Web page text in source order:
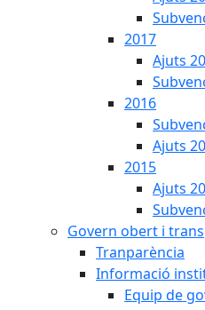
2017
Ajuts
2016
Ajuts
2015
Ajuts
Govern obert i
Tranparència
Informació
Equip de